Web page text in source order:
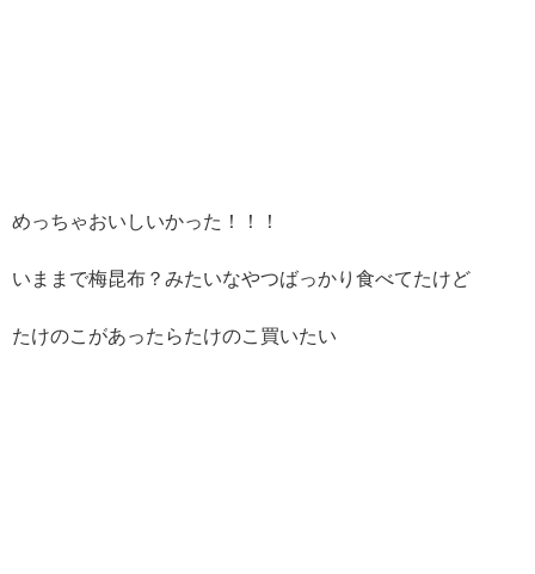
めっちゃおいしいかった！！！
いままで梅昆布？みたいなやつばっかり食べてたけど
たけのこがあったらたけのこ買いたい